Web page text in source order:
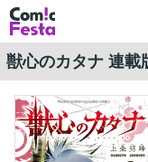
獣心のカタナ 連載